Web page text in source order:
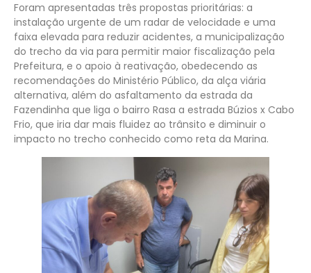
Foram apresentadas três propostas prioritárias: a
instalação urgente de um radar de velocidade e uma
faixa elevada para reduzir acidentes, a municipalização
do trecho da via para permitir maior fiscalização pela
Prefeitura, e o apoio à reativação, obedecendo as
recomendações do Ministério Público, da alça viária
alternativa, além do asfaltamento da estrada da
Fazendinha que liga o bairro Rasa a estrada Búzios x Cabo
Frio, que iria dar mais fluidez ao trânsito e diminuir o
impacto no trecho conhecido como reta da Marina.